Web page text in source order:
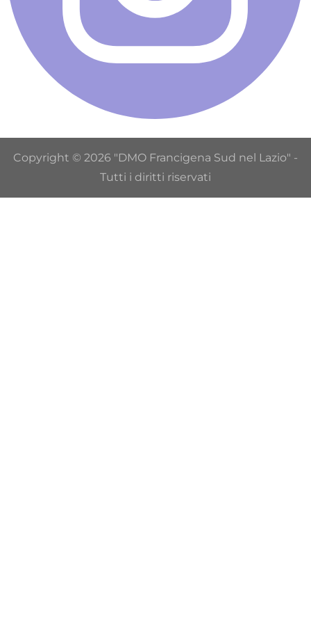
Copyright © 2026 "DMO Francigena Sud nel Lazio" -
Tutti i diritti riservati